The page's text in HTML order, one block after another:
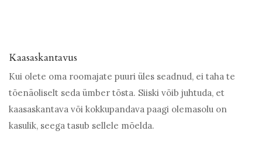
Kaasaskantavus
Kui olete oma roomajate puuri üles seadnud, ei taha te
tõenäoliselt seda ümber tõsta. Siiski võib juhtuda, et
kaasaskantava või kokkupandava paagi olemasolu on
kasulik, seega tasub sellele mõelda.